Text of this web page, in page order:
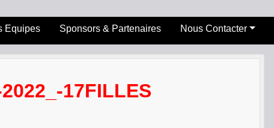
Equipes Sponsors & Partenaires Nous Contacter
17FILLES